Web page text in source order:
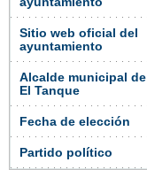
Sitio web oficial del
ayuntamiento
Alcalde municipal de
El Tanque
Fecha de elección
Partido político